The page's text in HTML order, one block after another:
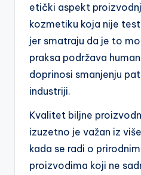
etički aspekt
kozmetiku koja nije
jer smatraju da je to
praksa podržava
doprinosi smanjenju
industriji.
Kvalitet biljne
izuzetno je važan iz
kada se radi o
proizvodima koji ne